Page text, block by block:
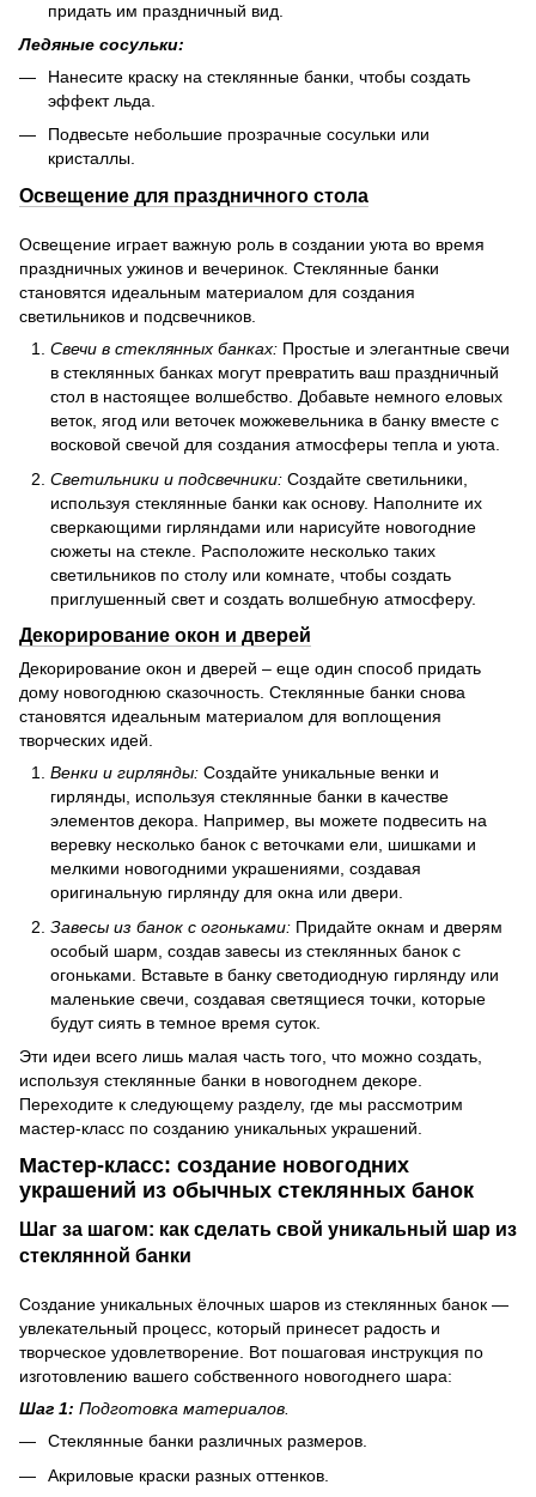
придать им праздничный вид.
Ледяные сосульки:
Нанесите краску на стеклянные банки, чтобы создать
эффект льда.
Подвесьте небольшие прозрачные сосульки или
кристаллы.
Освещение для праздничного стола
Освещение играет важную роль в создании уюта во время
праздничных ужинов и вечеринок. Стеклянные банки
становятся идеальным материалом для создания
светильников и подсвечников.
Свечи в стеклянных банках: Простые и элегантные свечи
в стеклянных банках могут превратить ваш праздничный
стол в настоящее волшебство. Добавьте немного еловых
веток, ягод или веточек можжевельника в банку вместе с
восковой свечой для создания атмосферы тепла и уюта.
Светильники и подсвечники: Создайте светильники,
используя стеклянные банки как основу. Наполните их
сверкающими гирляндами или нарисуйте новогодние
сюжеты на стекле. Расположите несколько таких
светильников по столу или комнате, чтобы создать
приглушенный свет и создать волшебную атмосферу.
Декорирование окон и дверей
Декорирование окон и дверей – еще один способ придать
дому новогоднюю сказочность. Стеклянные банки снова
становятся идеальным материалом для воплощения
творческих идей.
Венки и гирлянды: Создайте уникальные венки и
гирлянды, используя стеклянные банки в качестве
элементов декора. Например, вы можете подвесить на
веревку несколько банок с веточками ели, шишками и
мелкими новогодними украшениями, создавая
оригинальную гирлянду для окна или двери.
Завесы из банок с огоньками: Придайте окнам и дверям
особый шарм, создав завесы из стеклянных банок с
огоньками. Вставьте в банку светодиодную гирлянду или
маленькие свечи, создавая светящиеся точки, которые
будут сиять в темное время суток.
Эти идеи всего лишь малая часть того, что можно создать,
используя стеклянные банки в новогоднем декоре.
Переходите к следующему разделу, где мы рассмотрим
мастер-класс по созданию уникальных украшений.
Мастер-класс: создание новогодних
украшений из обычных стеклянных банок
Шаг за шагом: как сделать свой уникальный шар из
стеклянной банки
Создание уникальных ёлочных шаров из стеклянных банок —
увлекательный процесс, который принесет радость и
творческое удовлетворение. Вот пошаговая инструкция по
изготовлению вашего собственного новогоднего шара:
Шаг 1: Подготовка материалов.
Стеклянные банки различных размеров.
Акриловые краски разных оттенков.